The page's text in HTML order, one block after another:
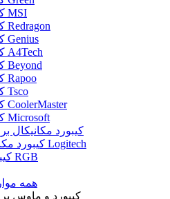
کیبورد MSI
کیبورد Redragon
کیبورد Genius
کیبورد A4Tech
کیبورد Beyond
کیبورد Rapoo
کیبورد Tsco
کیبورد CoolerMaster
کیبورد Microsoft
کیبورد مکانیکال
کیبورد مکانیکی Logitech
کیبورد گیمینگ RGB
همه
کیبورد و ماوس